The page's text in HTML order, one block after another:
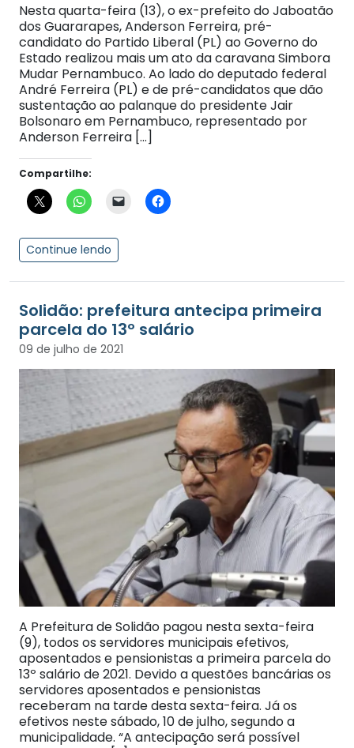
Nesta quarta-feira (13), o ex-prefeito do Jaboatão
dos Guararapes, Anderson Ferreira, pré-
candidato do Partido Liberal (PL) ao Governo do
Estado realizou mais um ato da caravana Simbora
Mudar Pernambuco. Ao lado do deputado federal
André Ferreira (PL) e de pré-candidatos que dão
sustentação ao palanque do presidente Jair
Bolsonaro em Pernambuco, representado por
Anderson Ferreira […]
Compartilhe:
Continue lendo
Solidão: prefeitura antecipa primeira
parcela do 13º salário
09 de julho de 2021
A Prefeitura de Solidão pagou nesta sexta-feira
(9), todos os servidores municipais efetivos,
aposentados e pensionistas a primeira parcela do
13º salário de 2021. Devido a questões bancárias os
servidores aposentados e pensionistas
receberam na tarde desta sexta-feira. Já os
efetivos neste sábado, 10 de julho, segundo a
municipalidade. “A antecipação será possível